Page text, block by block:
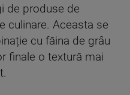
de produse de
culinare. Aceasta se
cu făina de grâu
finale o textură mai